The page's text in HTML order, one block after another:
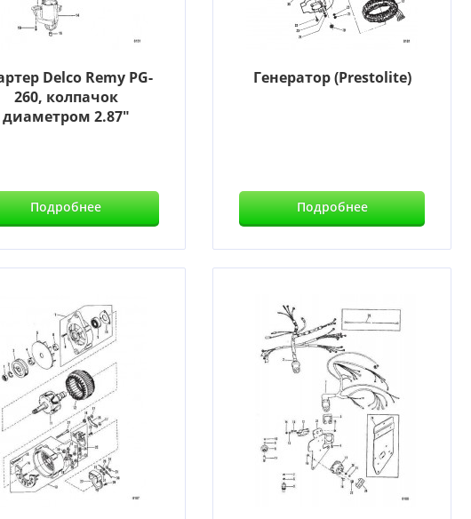
Delco Remy PG-
260, колпачок
диаметром 2.87"
Подробнее
Генератор (Prestolite)
Подробнее